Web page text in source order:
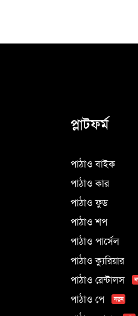
প্লাটফর্ম
পাঠাও বাইক
পাঠাও কার
পাঠাও ফুড
পাঠাও শপ
পাঠাও পার্সেল
পাঠাও ক্যুরিয়ার
পাঠাও রেন্টালস
পাঠাও পে নতুন